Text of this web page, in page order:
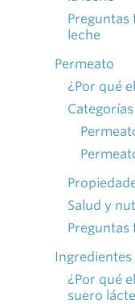
Preguntas
leche
Permeato
¿Por qué
Salud y
Preguntas
¿Por qué
suero